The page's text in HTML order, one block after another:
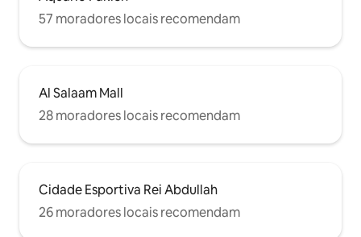
57 moradores locais recomendam
Al Salaam Mall
28 moradores locais recomendam
Cidade Esportiva Rei Abdullah
26 moradores locais recomendam